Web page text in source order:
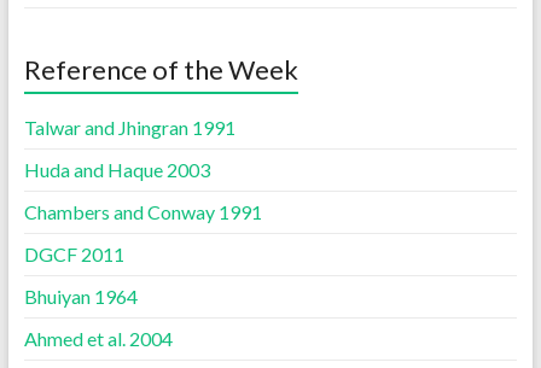
Reference of the Week
Talwar and Jhingran 1991
Huda and Haque 2003
Chambers and Conway 1991
DGCF 2011
Bhuiyan 1964
Ahmed et al. 2004